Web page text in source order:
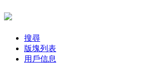
搜尋
版塊列表
用戶信息